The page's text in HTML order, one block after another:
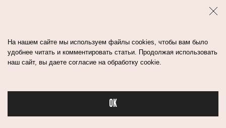
Бьюти в спорте
На нашем сайте мы используем файлы cookies, чтобы вам было
удобнее читать и комментировать статьи. Продолжая использовать
наш сайт, вы даете согласие на обработку cookie.
OK